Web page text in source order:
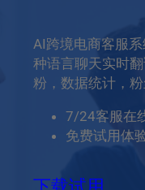
AI跨境电商客服
种语言聊天实时
粉，数据统计，
7/24客服在
免费试用体